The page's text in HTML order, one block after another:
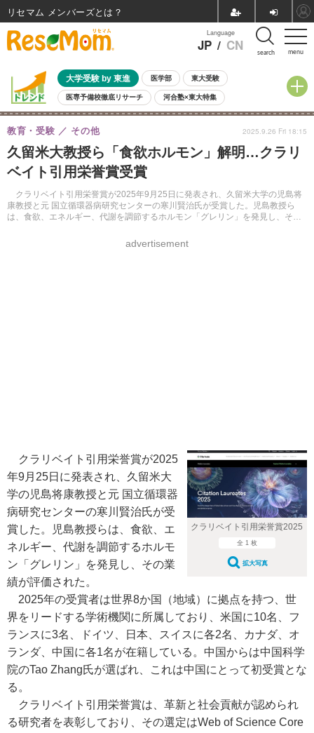
menu
Language
JP / CN search
大学受験 by 東進 医学部 東大受験
医専予備校徹底リサーチ 河合塾×東大特集
親子で考える大学選び 高校受験 中学受験 小学校受験
共通テスト 夏休み
8月開催イベント・WS 全国公立高校 過去問 人気記事
自由研究教材（小学生向け） 自由研究教材（中学生向け）
久留米大教授ら「食欲ホルモン」解明…クラリ
ベイト引用栄誉賞受賞
クラリベイト引用栄誉賞が2025年9月25日に発表され、久留米大学の児島将
康教授と元 国立循環器病研究センターの寒川賢治氏が受賞した。児島教授ら
は、食欲、エネルギー、代謝を調節するホルモン「グレリン」を発見し、その
教育・受験 その他
advertisement
2025.9.26 Fri 18:15
クラリベイト引用栄誉賞2025
全 1 枚
拡大写真
クラリベイト引用栄誉賞が2025
年9月25日に発表され、久留米大
学の児島将康教授と元 国立循環器
病研究センターの寒川賢治氏が受
賞した。児島教授らは、食欲、エ
ネルギー、代謝を調節するホルモ
ン「グレリン」を発見し、その業
績が評価された。
2025年の受賞者は世界8か国（地域）に拠点を持つ、世
界をリードする学術機関に所属しており、米国に10名、フ
ランスに3名、ドイツ、日本、スイスに各2名、カナダ、オ
ランダ、中国に各1名が在籍している。中国からは中国科学
院のTao Zhang氏が選ばれ、これは中国にとって初受賞とな
る。
クラリベイト引用栄誉賞は、革新と社会貢献が認められ
る研究者を表彰しており、その選定はWeb of Science Core
リセマム メンバーズ